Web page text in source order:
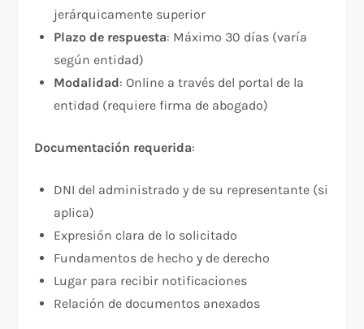
jerárquicamente superior
Plazo de respuesta: Máximo 30 días (varía
según entidad)
Modalidad: Online a través del portal de la
entidad (requiere firma de abogado)​
Documentación requerida:​
DNI del administrado y de su representante (si
aplica)
Expresión clara de lo solicitado
Fundamentos de hecho y de derecho
Lugar para recibir notificaciones
Relación de documentos anexados